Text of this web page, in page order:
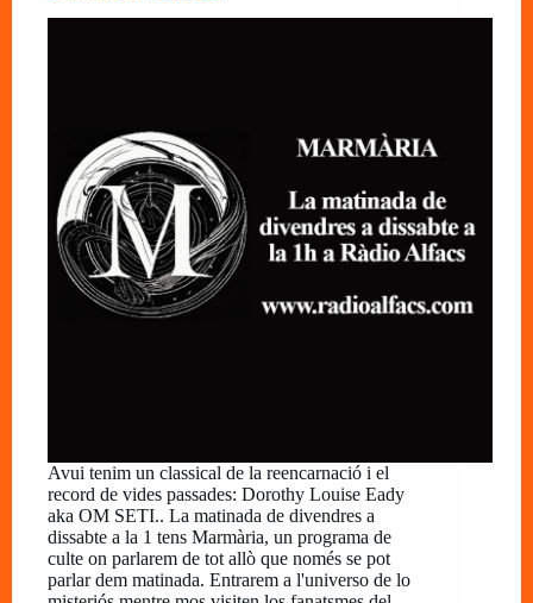
Avui tenim un classical de la reencarnació i el
record de vides passades: Dorothy Louise Eady
aka OM SETI.. La matinada de divendres a
dissabte a la 1 tens Marmària, un programa de
culte on parlarem de tot allò que només se pot
parlar dem matinada. Entrarem a l'universo de lo